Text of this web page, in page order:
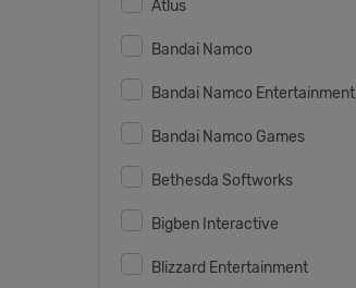
Atlus
Bandai Namco
Bandai Namco Entertainment
Bandai Namco Games
Bethesda Softworks
Bigben Interactive
Blizzard Entertainment